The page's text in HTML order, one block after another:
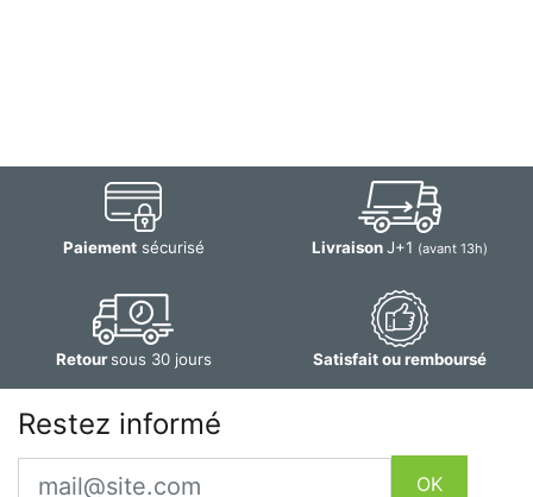
Paiementsécurisé LivraisonJ+1 (avant 13h)
Retoursous 30 jours Satisfait ou remboursé
Restez informé
Email
OK